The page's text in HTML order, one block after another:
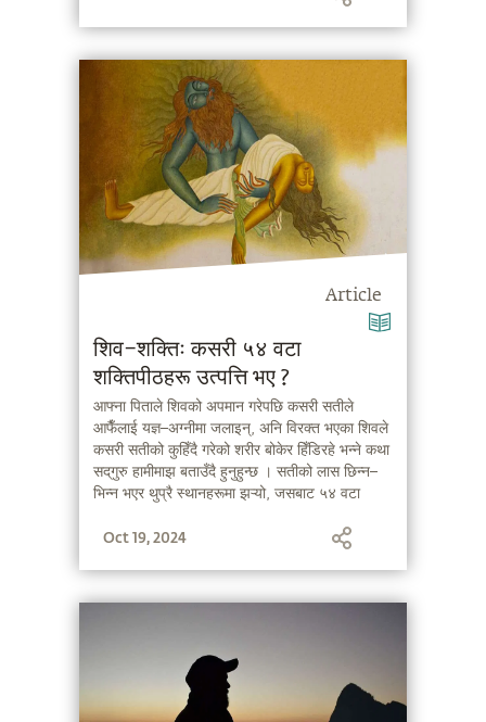
Article
शिव–शक्तिः कसरी ५४ वटा
शक्तिपीठहरू उत्पत्ति भए ?
आफ्ना पिताले शिवको अपमान गरेपछि कसरी सतीले
आफैँलाई यज्ञ–अग्नीमा जलाइन्, अनि विरक्त भएका शिवले
कसरी सतीको कुहिँदै गरेको शरीर बोकेर हिँडिरहे भन्ने कथा
सद्‌गुरु हामीमाझ बताउँदै हुनुहुन्छ । सतीको लास छिन्न–
भिन्न भएर थुप्रै स्थानहरूमा झऱ्यो, जसबाट ५४ वटा
Oct 19, 2024